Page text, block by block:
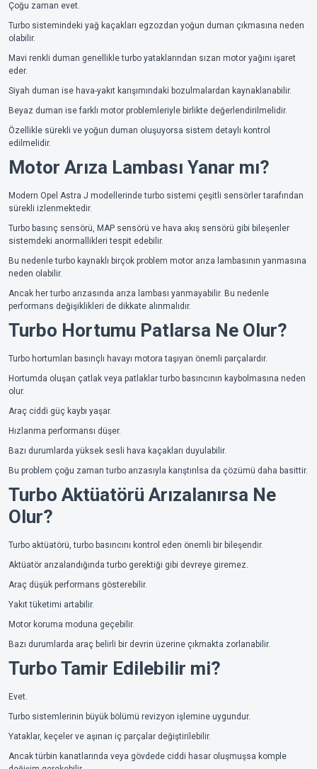
Çoğu zaman evet.
Turbo sistemindeki yağ kaçakları egzozdan yoğun duman çıkmasına neden
olabilir.
Mavi renkli duman genellikle turbo yataklarından sızan motor yağını işaret
eder.
Siyah duman ise hava-yakıt karışımındaki bozulmalardan kaynaklanabilir.
Beyaz duman ise farklı motor problemleriyle birlikte değerlendirilmelidir.
Özellikle sürekli ve yoğun duman oluşuyorsa sistem detaylı kontrol
edilmelidir.
Motor Arıza Lambası Yanar mı?
Modern Opel Astra J modellerinde turbo sistemi çeşitli sensörler tarafından
sürekli izlenmektedir.
Turbo basınç sensörü, MAP sensörü ve hava akış sensörü gibi bileşenler
sistemdeki anormallikleri tespit edebilir.
Bu nedenle turbo kaynaklı birçok problem motor arıza lambasının yanmasına
neden olabilir.
Ancak her turbo arızasında arıza lambası yanmayabilir. Bu nedenle
performans değişiklikleri de dikkate alınmalıdır.
Turbo Hortumu Patlarsa Ne Olur?
Turbo hortumları basınçlı havayı motora taşıyan önemli parçalardır.
Hortumda oluşan çatlak veya patlaklar turbo basıncının kaybolmasına neden
olur.
Araç ciddi güç kaybı yaşar.
Hızlanma performansı düşer.
Bazı durumlarda yüksek sesli hava kaçakları duyulabilir.
Bu problem çoğu zaman turbo arızasıyla karıştırılsa da çözümü daha basittir.
Turbo Aktüatörü Arızalanırsa Ne
Olur?
Turbo aktüatörü, turbo basıncını kontrol eden önemli bir bileşendir.
Aktüatör arızalandığında turbo gerektiği gibi devreye giremez.
Araç düşük performans gösterebilir.
Yakıt tüketimi artabilir.
Motor koruma moduna geçebilir.
Bazı durumlarda araç belirli bir devrin üzerine çıkmakta zorlanabilir.
Turbo Tamir Edilebilir mi?
Evet.
Turbo sistemlerinin büyük bölümü revizyon işlemine uygundur.
Yataklar, keçeler ve aşınan iç parçalar değiştirilebilir.
Ancak türbin kanatlarında veya gövdede ciddi hasar oluşmuşsa komple